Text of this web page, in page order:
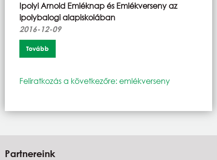
Ipolyi Arnold Emléknap és Emlékverseny az
ipolybalogi alapiskolában
2016-12-09
Tovább
Feliratkozás a következőre: emlékverseny
Partnereink